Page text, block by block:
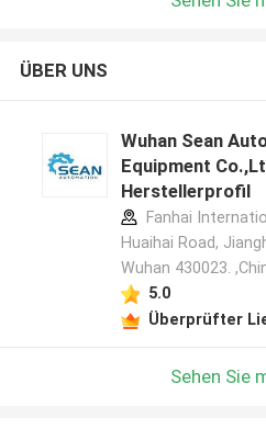
ÜBER UNS
Wuhan Sean
Equipment
Herstellerprofil
Fanhai
Huaihai Road,
Wuhan 430023.
5.0
Überprüfter
Sehen Sie